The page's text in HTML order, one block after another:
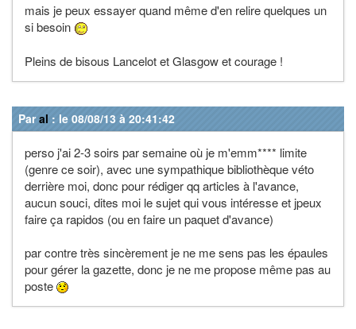
mais je peux essayer quand même d'en relire quelques un
si besoin
Pleins de bisous Lancelot et Glasgow et courage !
Paral : le 08/08/13 à 20:41:42
perso j'ai 2-3 soirs par semaine où je m'emm**** limite
(genre ce soir), avec une sympathique bibliothèque véto
derrière moi, donc pour rédiger qq articles à l'avance,
aucun souci, dites moi le sujet qui vous intéresse et jpeux
faire ça rapidos (ou en faire un paquet d'avance)
par contre très sincèrement je ne me sens pas les épaules
pour gérer la gazette, donc je ne me propose même pas au
poste